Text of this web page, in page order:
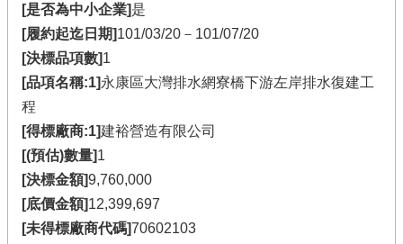
[是否為中小企業]是
[履約起迄日期]101/03/20－101/07/20
[決標品項數]1
[品項名稱:1]永康區大灣排水網寮橋下游左岸排水復建工
程
[得標廠商:1]建裕營造有限公司
[(預估)數量]1
[決標金額]9,760,000
[底價金額]12,399,697
[未得標廠商代碼]70602103